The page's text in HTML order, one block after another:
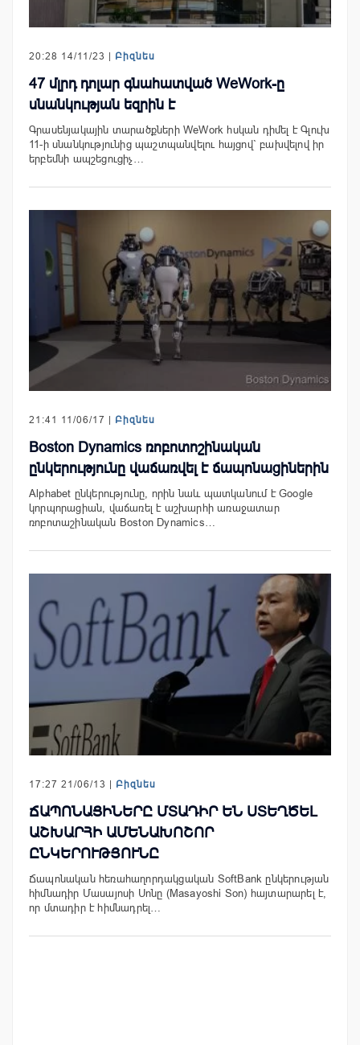
20:28 14/11/23 | Բիզնես
47 մլրդ դոլար գնահատված WeWork-ը
սնանկության եզրին է
Գրասենյակային տարածքների WeWork հսկան դիմել է Գլուխ
11-ի սնանկությունից պաշտպանվելու հայցով` բախվելով իր
երբեմնի ապշեցուցիչ…
21:41 11/06/17 | Բիզնես
Boston Dynamics ռոբոտոշինական
ընկերությունը վաճառվել է ճապոնացիներին
Alphabet ընկերությունը, որին նաև պատկանում է Google
կորպորացիան, վաճառել է աշխարհի առաջատար
ռոբոտաշինական Boston Dynamics…
17:27 21/06/13 | Բիզնես
ՃԱՊՈՆԱՑԻՆԵՐԸ ՄՏԱԴԻՐ ԵՆ ՍՏԵՂԾԵԼ
ԱՇԽԱՐՀԻ ԱՄԵՆԱԽՈՇՈՐ
ԸՆԿԵՐՈՒԹՅՈՒՆԸ
Ճապոնական հեռահաղորդակցական SoftBank ընկերության
հիմնադիր Մասայոսի Սոնը (Masayoshi Son) հայտարարել է,
որ մտադիր է հիմնադրել…